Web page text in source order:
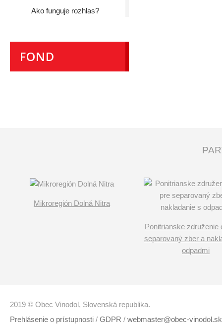
Ako funguje rozhlas?
FOND
Mikroregión Dolná Nitra
Ponitrianske združenie
separovaný zber a
odpadmi
2019 © Obec Vinodol, Slovenská republika.
Prehlásenie o prístupnosti / GDPR / webmaster@obec-vinodol.sk